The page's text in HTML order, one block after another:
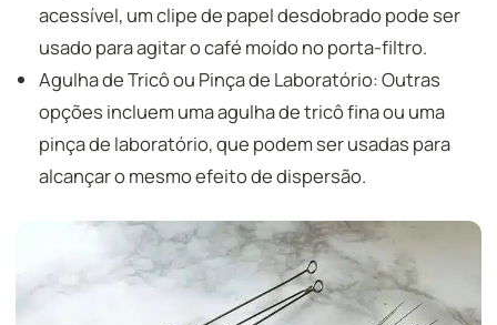
acessível, um clipe de papel desdobrado pode ser
usado para agitar o café moído no porta-filtro.
Agulha de Tricô ou Pinça de Laboratório: Outras
opções incluem uma agulha de tricô fina ou uma
pinça de laboratório, que podem ser usadas para
alcançar o mesmo efeito de dispersão.